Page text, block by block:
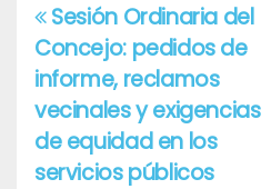
Navegación
de
entradas
Sesión Ordinaria del
Concejo: pedidos de
informe, reclamos
vecinales y exigencias
de equidad en los
servicios públicos